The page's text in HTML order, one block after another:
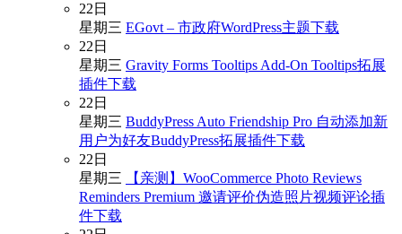
22 日
星期三 EGovt – 市政府WordPress主题下载
22 日
星期三 Gravity Forms Tooltips Add-On Tooltips拓展
插件下载
22 日
星期三 BuddyPress Auto Friendship Pro 自动添加新
用户为好友BuddyPress拓展插件下载
22 日
星期三
【亲测】WooCommerce Photo Reviews
Reminders Premium 邀请评价伪造照片视频评论插
件下载